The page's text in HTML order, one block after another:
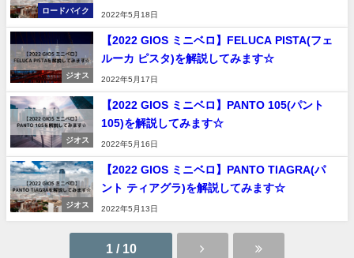
ロードバイク
2022年5月18日
ジオス
【2022 GIOS ミニベロ】FELUCA PISTA(フェ
ルーカ ピスタ)を解説してみます☆
2022年5月17日
ジオス
【2022 GIOS ミニベロ】PANTO 105(パント
105)を解説してみます☆
2022年5月16日
ジオス
【2022 GIOS ミニベロ】PANTO TIAGRA(パ
ント ティアグラ)を解説してみます☆
2022年5月13日
1 / 10